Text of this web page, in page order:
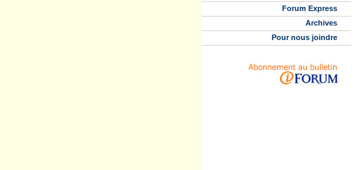
Forum Express
Archives
Pour nous joindre